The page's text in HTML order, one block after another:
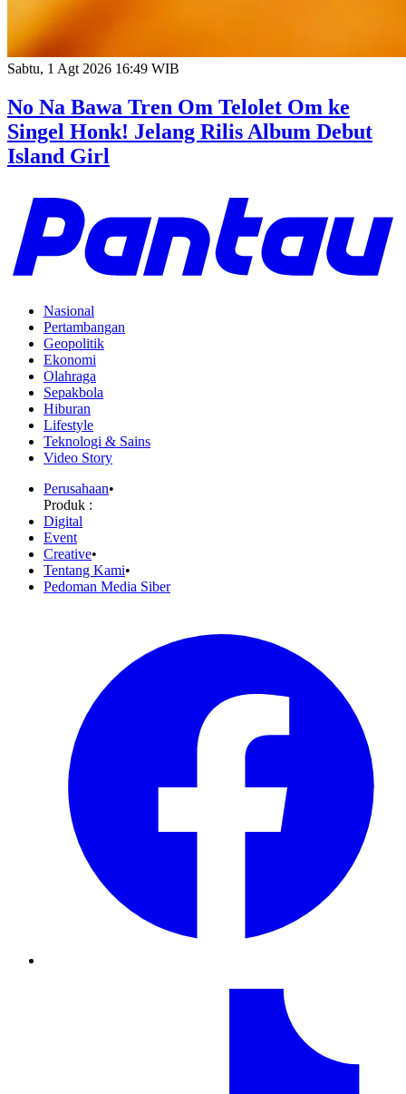
Sabtu, 1 Agt 2026 16:49 WIB
No Na Bawa Tren Om Telolet Om ke
Singel Honk! Jelang Rilis Album Debut
Island Girl
Nasional
Pertambangan
Geopolitik
Ekonomi
Olahraga
Sepakbola
Hiburan
Lifestyle
Teknologi & Sains
Video Story
Perusahaan•
Produk :
Digital
Event
Creative•
Tentang Kami•
Pedoman Media Siber